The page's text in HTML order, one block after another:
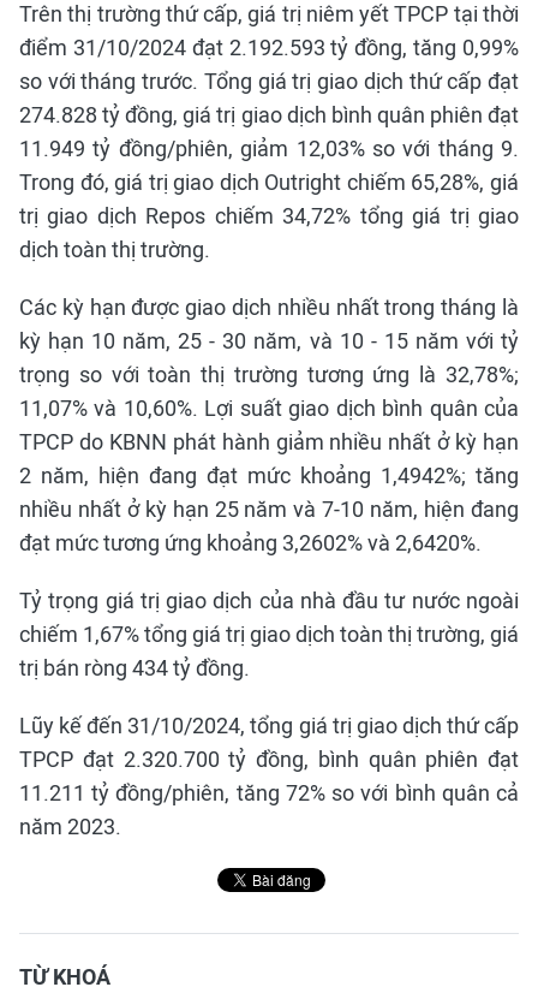
Trên thị trường thứ cấp, giá trị niêm yết TPCP tại thời
điểm 31/10/2024 đạt 2.192.593 tỷ đồng, tăng 0,99%
so với tháng trước. Tổng giá trị giao dịch thứ cấp đạt
274.828 tỷ đồng, giá trị giao dịch bình quân phiên đạt
11.949 tỷ đồng/phiên, giảm 12,03% so với tháng 9.
Trong đó, giá trị giao dịch Outright chiếm 65,28%, giá
trị giao dịch Repos chiếm 34,72% tổng giá trị giao
dịch toàn thị trường.
Các kỳ hạn được giao dịch nhiều nhất trong tháng là
kỳ hạn 10 năm, 25 - 30 năm, và 10 - 15 năm với tỷ
trọng so với toàn thị trường tương ứng là 32,78%;
11,07% và 10,60%. Lợi suất giao dịch bình quân của
TPCP do KBNN phát hành giảm nhiều nhất ở kỳ hạn
2 năm, hiện đang đạt mức khoảng 1,4942%; tăng
nhiều nhất ở kỳ hạn 25 năm và 7-10 năm, hiện đang
đạt mức tương ứng khoảng 3,2602% và 2,6420%.
Tỷ trọng giá trị giao dịch của nhà đầu tư nước ngoài
chiếm 1,67% tổng giá trị giao dịch toàn thị trường, giá
trị bán ròng 434 tỷ đồng.
Lũy kế đến 31/10/2024, tổng giá trị giao dịch thứ cấp
TPCP đạt 2.320.700 tỷ đồng, bình quân phiên đạt
11.211 tỷ đồng/phiên, tăng 72% so với bình quân cả
năm 2023.
TỪ KHOÁ